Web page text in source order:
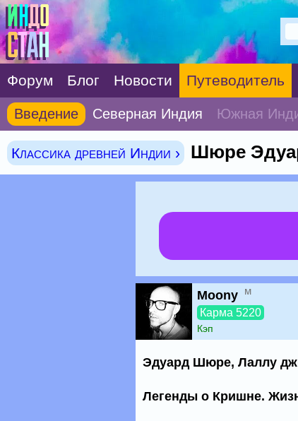
Форум Блог Новости Путеводитель
Введение Северная Индия Южная
Классика древней Индии › Шюре
Moony м
Карма 5220
Кэп
Эдуард Шюре, Лаллу
Легенды о Кришне.